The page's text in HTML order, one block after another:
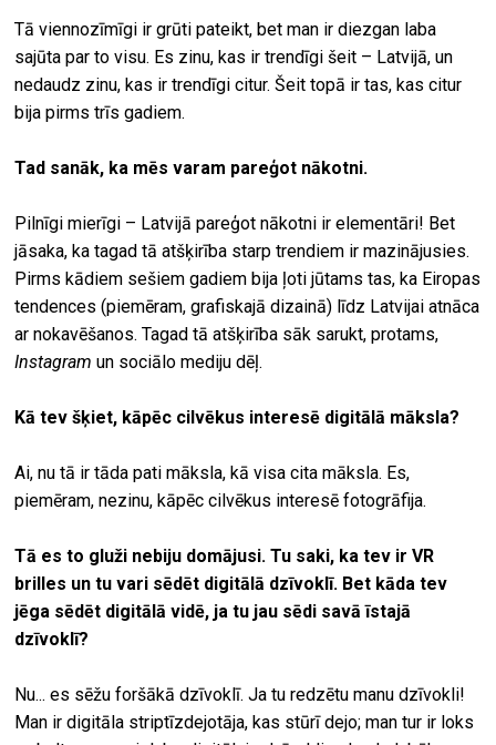
Tā viennozīmīgi ir grūti pateikt, bet man ir diezgan laba
sajūta par to visu. Es zinu, kas ir trendīgi šeit – Latvijā, un
nedaudz zinu, kas ir trendīgi citur. Šeit topā ir tas, kas citur
bija pirms trīs gadiem.
Tad sanāk, ka mēs varam pareģot nākotni.
Pilnīgi mierīgi – Latvijā pareģot nākotni ir elementāri! Bet
jāsaka, ka tagad tā atšķirība starp trendiem ir mazinājusies.
Pirms kādiem sešiem gadiem bija ļoti jūtams tas, ka Eiropas
tendences (piemēram, grafiskajā dizainā) līdz Latvijai atnāca
ar nokavēšanos. Tagad tā atšķirība sāk sarukt, protams,
Instagram un sociālo mediju dēļ.
Kā tev šķiet, kāpēc cilvēkus interesē digitālā māksla?
Ai, nu tā ir tāda pati māksla, kā visa cita māksla. Es,
piemēram, nezinu, kāpēc cilvēkus interesē fotogrāfija.
Tā es to gluži nebiju domājusi. Tu saki, ka tev ir VR
brilles un tu vari sēdēt digitālā dzīvoklī. Bet kāda tev
jēga sēdēt digitālā vidē, ja tu jau sēdi savā īstajā
dzīvoklī?
Nu... es sēžu foršākā dzīvoklī. Ja tu redzētu manu dzīvokli!
Man ir digitāla striptīzdejotāja, kas stūrī dejo; man tur ir loks